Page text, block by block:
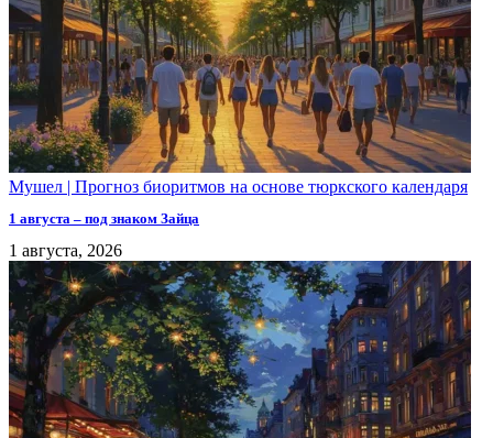
Мушел | Прогноз биоритмов на основе тюркского календаря
1 августа – под знаком Зайца
1 августа, 2026